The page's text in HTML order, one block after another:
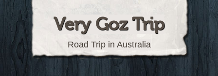
Very Goz Trip
Road Trip in Australia